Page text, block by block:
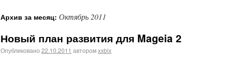
Архив за месяц: Октябрь 2011
Новый план развития для Mageia 2
Опубликовано 22.10.2011 авторомxxblx